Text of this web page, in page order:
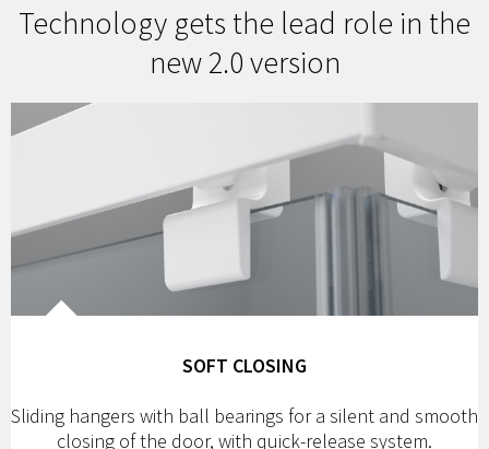
Technology gets the lead role in the
new 2.0 version
SOFT CLOSING
Sliding hangers with ball bearings for a silent and smooth
closing of the door, with quick-release system.